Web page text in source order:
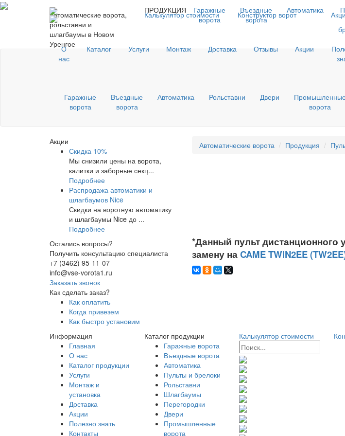
ПРОДУКЦИЯ
Гаражные
ворота
Въездные
ворота
Автоматика
О
нас
Каталог Услуги Монтаж Доставка Отзывы Акции
Автоматические ворота,
рольставни и
шлагбаумы в Новом
Уренгое
Калькулятор стоимости Конструктор ворот
Гаражные
ворота
Въездные
ворота
Автоматика Рольставни Двери
ворота
Автоматические ворота Продукция
*Данный пульт дистанционного
замену наCAME TWIN2EE
Акции
Скидка 10%
Мы снизили цены на ворота,
калитки и заборные секц...
Подробнее
Распродажа автоматики и
шлагбаумов Nice
Скидки на воротную автоматику
и шлагбаумы Nice до ...
Подробнее
Остались вопросы?
Получить консультацию специалиста
+7 (3462) 95-11-07
info@vse-vorota1.ru
Заказать звонок
Как сделать заказ?
Как оплатить
Когда привезем
Как быстро установим
Информация
Главная
О нас
Каталог продукции
Услуги
Монтаж и
установка
Доставка
Акции
Полезно знать
Контакты
Каталог продукции
Гаражные ворота
Въездные ворота
Автоматика
Пульты и брелоки
Рольставни
Шлагбаумы
Перегородки
Двери
Промышленные
ворота
Калькулятор стоимости